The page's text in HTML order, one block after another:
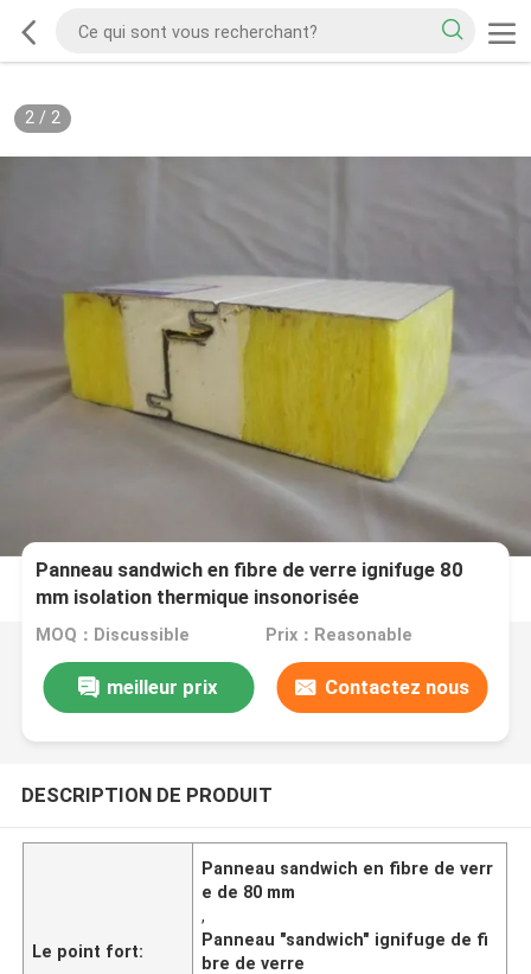
2/ 2
Panneau sandwich en fibre de verre ignifuge 80
mm isolation thermique insonorisée
MOQ：Discussible Prix：Reasonable
meilleur prix Contactez nous
DESCRIPTION DE PRODUIT
Le point fort:
Panneau sandwich en fibre de verr
e de 80 mm
,
Panneau "sandwich" ignifuge de fi
bre de verre